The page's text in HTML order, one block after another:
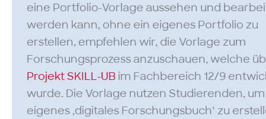
eine Portfolio-Vorlage aussehen und
werden kann, ohne ein eigenes Portfolio zu
erstellen, empfehlen wir, die Vorlage zum
Forschungsprozess anzuschauen, welche
Projekt SKILL-UB im Fachbereich 12/9
wurde. Die Vorlage nutzen Studierenden,
eigenes ‚digitales Forschungsbuch‘ zu